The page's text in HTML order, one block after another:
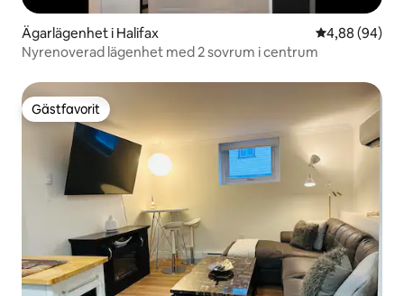
Ägarlägenhet i Halifax 4,88 av 5 i
4,88 (94)
Nyrenoverad lägenhet med 2 sovrum i centrum
Gästfavorit
Gästfavorit